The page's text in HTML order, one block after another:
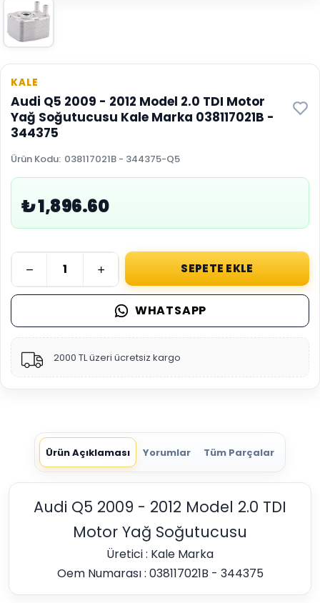
KALE
Audi Q5 2009 - 2012 Model 2.0 TDI Motor
Yağ Soğutucusu Kale Marka 038117021B -
344375
Ürün Kodu: 038117021B - 344375-Q5
₺ 1,896.60
SEPETE EKLE
WHATSAPP
2000 TL üzeri ücretsiz kargo
Ürün Açıklaması Yorumlar Tüm Parçalar
Audi Q5 2009 - 2012 Model 2.0 TDI
Motor Yağ Soğutucusu
Üretici : Kale Marka
Oem Numarası : 038117021B - 344375